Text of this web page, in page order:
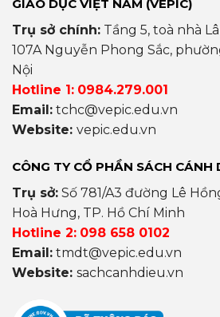
GIÁO DỤC VIỆT NAM (VEPIC)
Trụ sở chính: Tầng 5, toà nhà
107A Nguyễn Phong Sắc,
Nội
Hotline 1: 0984.279.001
Email: tchc@vepic.edu.vn
Website: vepic.edu.vn
CÔNG TY CỔ PHẦN SÁCH CÁNH
Trụ sở: Số 781/A3 đường Lê
Hoà Hưng, TP. Hồ Chí Minh
Hotline 2: 098 658 0102
Email: tmdt@vepic.edu.vn
Website: sachcanhdieu.vn